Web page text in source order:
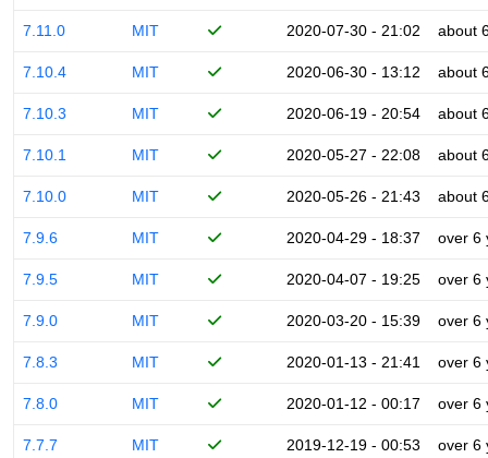
7.11.0 MIT 2020-07-30 - 21:02 about
7.10.4 MIT 2020-06-30 - 13:12 about
7.10.3 MIT 2020-06-19 - 20:54 about
7.10.1 MIT 2020-05-27 - 22:08 about
7.10.0 MIT 2020-05-26 - 21:43 about
7.9.6 MIT 2020-04-29 - 18:37 over 6
7.9.5 MIT 2020-04-07 - 19:25 over 6
7.9.0 MIT 2020-03-20 - 15:39 over 6
7.8.3 MIT 2020-01-13 - 21:41 over 6
7.8.0 MIT 2020-01-12 - 00:17 over 6
7.7.7 MIT 2019-12-19 - 00:53 over 6